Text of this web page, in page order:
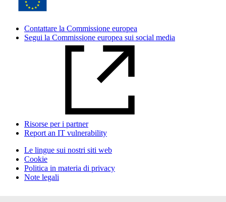
Contattare la Commissione europea
Segui la Commissione europea sui social media
Risorse per i partner
Report an IT vulnerability
Le lingue sui nostri siti web
Cookie
Politica in materia di privacy
Note legali